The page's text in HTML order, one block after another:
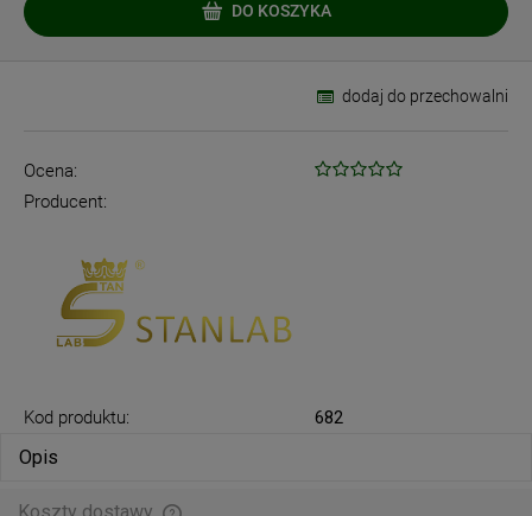
DO KOSZYKA
dodaj do przechowalni
Ocena:
Producent:
Kod produktu: 682
Opis